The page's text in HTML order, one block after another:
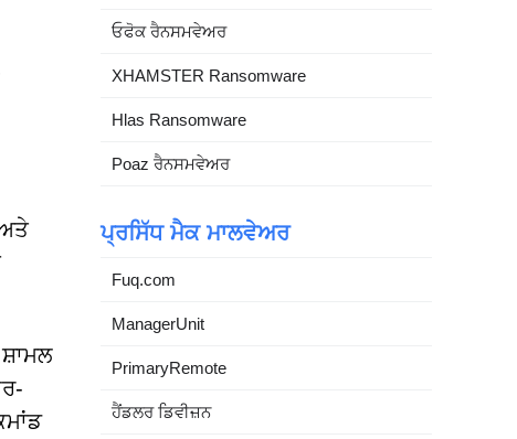
ਓਫੋਕ ਰੈਨਸਮਵੇਅਰ
XHAMSTER Ransomware
Hlas Ransomware
Poaz ਰੈਨਸਮਵੇਅਰ
ਪ੍ਰਸਿੱਧ ਮੈਕ ਮਾਲਵੇਅਰ
Fuq.com
ManagerUnit
PrimaryRemote
ਹੈਂਡਲਰ ਡਿਵੀਜ਼ਨ